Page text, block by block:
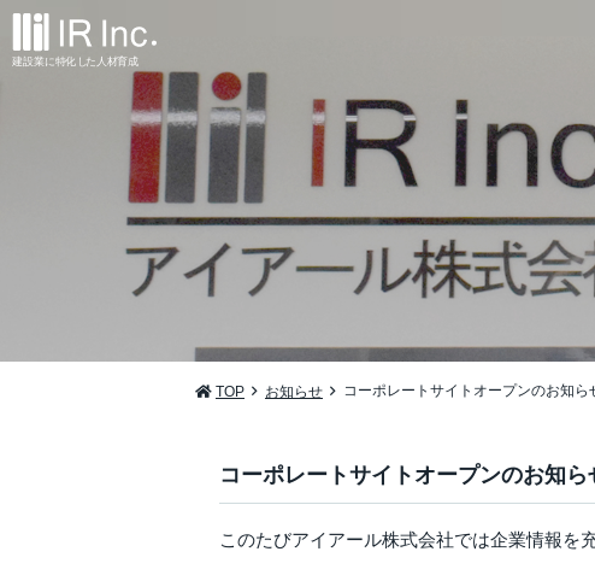
建設業に特化 した 人材育成
TOP お知らせ コーポレートサイトオープンのお知ら
コーポレートサイトオープンのお知ら
このたびアイアール株式会社では企業情報を